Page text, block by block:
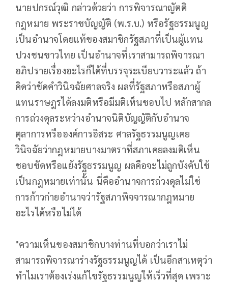
นายปกรณ์วุฒิ กล่าวด้วยว่า การพิจารณาญัตติ
กฎหมาย พระราชบัญญัติ (พ.ร.บ.) หรือรัฐธรรมนูญ
เป็นอำนาจโดยแท้ของสมาชิกรัฐสภาที่เป็นผู้แทน
ปวงชนขาวไทย เป็นอำนาจที่เราสามารถพิจารณา
อภิปรายเรื่องอะไรก็ได้ที่บรรจุระเบียบวาระแล้ว ถ้า
คิดว่าขัดคำวินิจฉัยศาลจริง ผลที่รัฐสภาหรือสภาผู้
แทนราษฎรได้ลงมติหรือมีมติเห็นชอบไป หลักสากล
การถ่วงดุลระหว่างอำนาจนิติบัญญัติกับอำนาจ
ตุลาการหรือองค์การอิสระ ศาลรัฐธรรมนูญเคย
วินิจฉัยว่ากฎหมายบางมาตราที่สภาเคยลงมติเห็น
ชอบขัดหรือแย้งรัฐธรรมนูญ ผลคือจะไม่ถูกบังคับใช้
เป็นกฎหมายเท่านั้น นี่คืออำนาจการถ่วงดุลไม่ใช่
การก้าวก่ายอำนาจว่ารัฐสภาพิจจารณากฎหมาย
อะไรได้หรือไม่ได้
"ความเห็นของสมาชิกบางท่านที่บอกว่าเราไม่
สามารถพิจารณาร่างรัฐธรรมนูญได้ เป็นอีกสาเหตุว่า
ทำไมเราต้องเร่งแก้ไขรัฐธรรมนูญให้เร็วที่สุด เพราะ